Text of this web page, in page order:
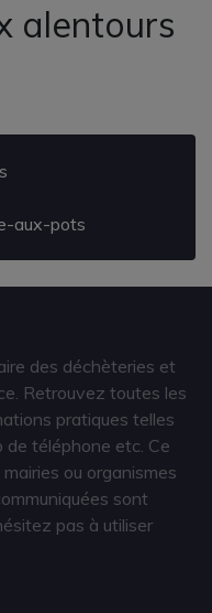
alentours
aux-pots
des déchèteries et
Retrouvez toutes les
pratiques telles
de téléphone etc. Ce
ou organismes
sont
pas à utiliser